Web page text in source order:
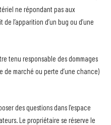
ne répondant pas aux
l’apparition d’un bug ou d’une
tenu responsable des dommages
de marché ou perte d’une chance)
des questions dans l’espace
Le propriétaire se réserve le